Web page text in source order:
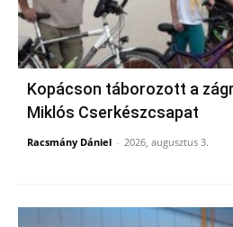
Kopácson táborozott a
Miklós Cserkészcsapat
Racsmány Dániel - 2026, augusztus 3.